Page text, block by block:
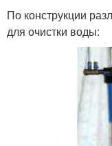
По конструкции
для очистки воды: